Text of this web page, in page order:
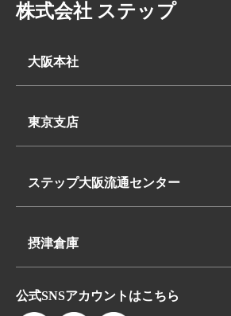
株式会社 ステップ
大阪本社
大阪府高槻市下田部町2丁目7-2
FAX:072-648-3312
東京支店
埼玉県八潮市浮塚624-1
FAX:048-950-8260
ステップ大阪流通センター
大阪府高槻市下田部町2丁目7-2
FAX:072-648-3312
摂津倉庫
大阪府摂津市鳥飼本町4丁目5-19
公式SNSアカウントはこちら